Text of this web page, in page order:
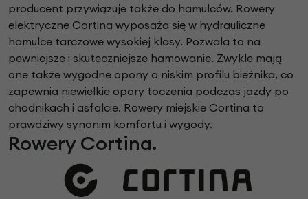
producent przywiązuje także do hamulców. Rowery
elektryczne Cortina wyposaża się w hydrauliczne
hamulce tarczowe wysokiej klasy. Pozwala to na
pewniejsze i skuteczniejsze hamowanie. Zwykle mają
one także wygodne opony o niskim profilu bieżnika, co
zapewnia niewielkie opory toczenia podczas jazdy po
chodnikach i asfalcie. Rowery miejskie Cortina to
prawdziwy synonim komfortu i wygody.
Rowery Cortina.